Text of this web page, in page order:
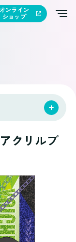
オンライン
ショップ
クリルブ